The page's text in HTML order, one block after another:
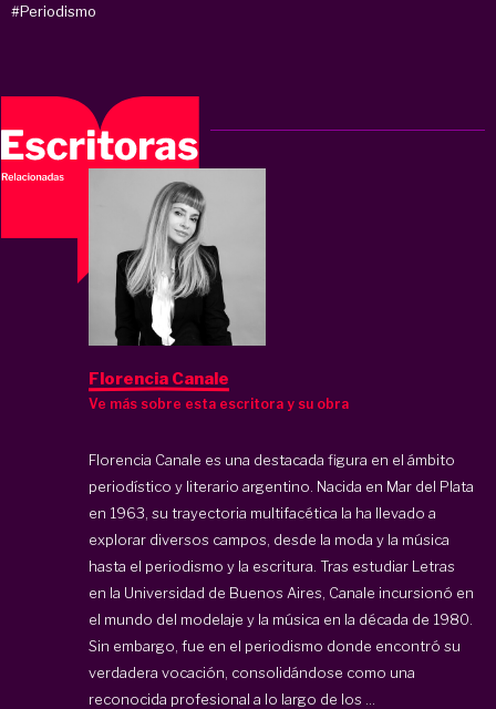
#Periodismo
Florencia Canale
Ve más sobre esta escritora y su obra
Florencia Canale es una destacada figura en el ámbito
periodístico y literario argentino. Nacida en Mar del Plata
en 1963, su trayectoria multifacética la ha llevado a
explorar diversos campos, desde la moda y la música
hasta el periodismo y la escritura. Tras estudiar Letras
en la Universidad de Buenos Aires, Canale incursionó en
el mundo del modelaje y la música en la década de 1980.
Sin embargo, fue en el periodismo donde encontró su
verdadera vocación, consolidándose como una
reconocida profesional a lo largo de los ...